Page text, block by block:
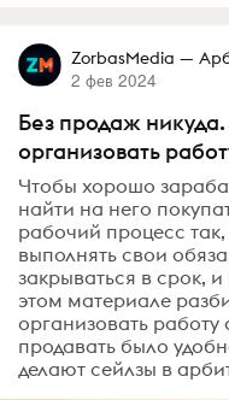
ZorbasMedia —
2 фев 2024
Без продаж
организовать
Чтобы хорошо
найти на него
рабочий процесс
выполнять свои
закрываться в срок, и
этом материале
организовать работу
продавать было
делают сейлзы в